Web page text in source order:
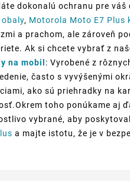
dokonalú ochranu pre váš
obaly, Motorola Moto E7 Plus
a prachom, ale zároveň
Ak si chcete vybrať z
na mobil : Vyrobené z
často s vyvýšenými
ako sú priehradky na
toho ponúkame aj
vybrané, aby
a majte istotu, že je v